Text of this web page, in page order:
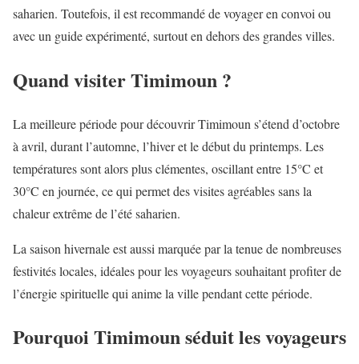
saharien. Toutefois, il est recommandé de voyager en convoi ou
avec un guide expérimenté, surtout en dehors des grandes villes.
Quand visiter Timimoun ?
La meilleure période pour découvrir Timimoun s’étend d’octobre
à avril, durant l’automne, l’hiver et le début du printemps. Les
températures sont alors plus clémentes, oscillant entre 15°C et
30°C en journée, ce qui permet des visites agréables sans la
chaleur extrême de l’été saharien.
La saison hivernale est aussi marquée par la tenue de nombreuses
festivités locales, idéales pour les voyageurs souhaitant profiter de
l’énergie spirituelle qui anime la ville pendant cette période.
Pourquoi Timimoun séduit les voyageurs